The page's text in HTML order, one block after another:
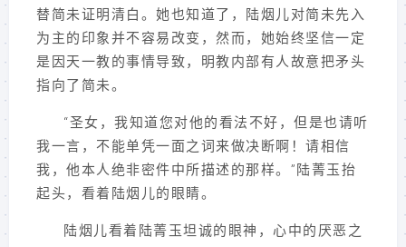
替简未证明清白。她也知道了，陆烟儿对简未先入
为主的印象并不容易改变，然而，她始终坚信一定
是因天一教的事情导致，明教内部有人故意把矛头
指向了简未。
“圣女，我知道您对他的看法不好，但是也请听
我一言，不能单凭一面之词来做决断啊！请相信
我，他本人绝非密件中所描述的那样。”陆菁玉抬
起头，看着陆烟儿的眼睛。
陆烟儿看着陆菁玉坦诚的眼神，心中的厌恶之